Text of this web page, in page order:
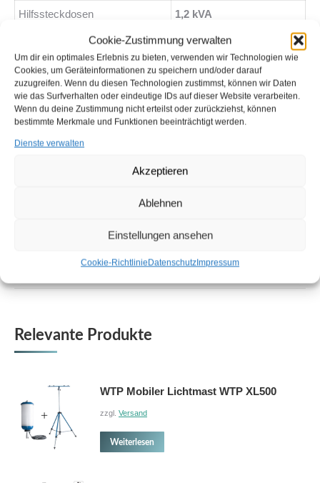
Cookie-Zustimmung verwalten
Um dir ein optimales Erlebnis zu bieten, verwenden wir Technologien wie
Cookies, um Geräteinformationen zu speichern und/oder darauf
zuzugreifen. Wenn du diesen Technologien zustimmst, können wir Daten
wie das Surfverhalten oder eindeutige IDs auf dieser Website verarbeiten.
Wenn du deine Zustimmung nicht erteilst oder zurückziehst, können
bestimmte Merkmale und Funktionen beeinträchtigt werden.
Dienste verwalten
Akzeptieren
Ablehnen
Einstellungen ansehen
Cookie-RichtlinieDatenschutzImpressum
Hilfssteckdosen 1,2 kVA
Modell Kubota Z482*
Kraftstoff Diesel
U/min 1500
Tankinhalt (l)
0,55
400 h
Geräuschpegel dB(A) in 7 m 65
Relevante Produkte
WTP Mobiler Lichtmast WTP XL500
zzgl. Versand
Weiterlesen